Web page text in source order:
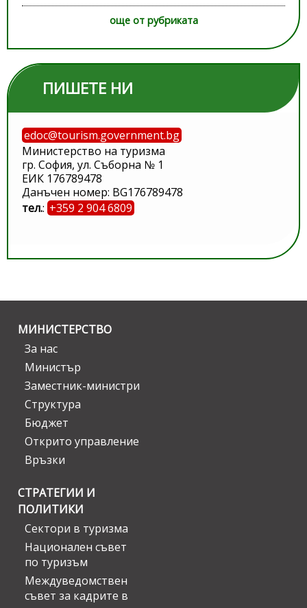
още от рубриката
ПИШЕТЕ НИ
edoc@tourism.government.bg
Министерство на туризма
гр. София, ул. Съборна № 1
ЕИК 176789478
Данъчен номер: BG176789478
тел.: +359 2 904 6809
МИНИСТЕРСТВО
За нас
Министър
Заместник-министри
Структура
Бюджет
Открито управление
Връзки
СТРАТЕГИИ И
ПОЛИТИКИ
Сектори в туризма
Национален съвет
по туризъм
Междуведомствен
съвет за кадрите в